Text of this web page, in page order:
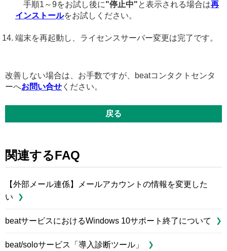
手順1～9をお試し後に"停止中"と表示される場合は再
インストールをお試しください。
端末を再起動し、ライセンスサーバー変更は完了です。
改善しない場合は、お手数ですが、beatコンタクトセンタ
ーへお問い合せ ください。
戻る
関連するFAQ
【外部メール連係】メールアカウントの情報を変更した
い
beatサービスにおけるWindows 10サポート終了について
beat/soloサービス「導入診断ツール」